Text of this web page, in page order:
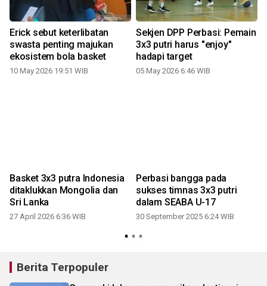
Erick sebut keterlibatan
swasta penting majukan
ekosistem bola basket
10 May 2026 19:51 WIB
Sekjen DPP Perbasi: Pemain
3x3 putri harus "enjoy"
hadapi target
05 May 2026 6:46 WIB
Basket 3x3 putra Indonesia
ditaklukkan Mongolia dan
Sri Lanka
27 April 2026 6:36 WIB
Perbasi bangga pada
sukses timnas 3x3 putri
dalam SEABA U-17
30 September 2025 6:24 WIB
Berita Terpopuler